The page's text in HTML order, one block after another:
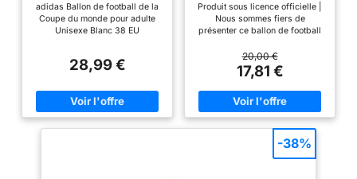
adidas Ballon de football de la
Coupe du monde pour adulte
Unisexe Blanc 38 EU
28,99 €
Produit sous licence officielle |
Nous sommes fiers de
présenter ce ballon de football
Champions League. Montrez
votre amour pour le football
avec ce ballon de qualité
supérieure. Design cool |
Fabriqué avec un design
d'étoile frappant, ce ballon de
football de la Ligue des
Champions se distingue que ce
soit à la maison ou sur le terrain
Haute qualité : ce ballon de
20,00 €
17,81 €
-38%